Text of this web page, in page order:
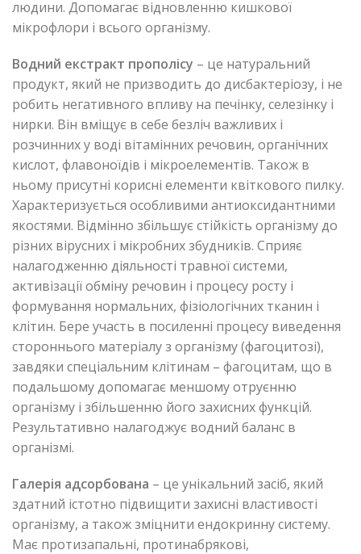
людини. Допомагає відновленню кишкової
мікрофлори і всього організму.
Водний екстракт прополісу – це натуральний
продукт, який не призводить до дисбактеріозу, і не
робить негативного впливу на печінку, селезінку і
нирки. Він вміщує в себе безліч важливих і
розчинних у воді вітамінних речовин, органічних
кислот, флавоноїдів і мікроелементів. Також в
ньому присутні корисні елементи квіткового пилку.
Характеризується особливими антиоксидантними
якостями. Відмінно збільшує стійкість організму до
різних вірусних і мікробних збудників. Сприяє
налагодженню діяльності травної системи,
активізації обміну речовин і процесу росту і
формування нормальних, фізіологічних тканин і
клітин. Бере участь в посиленні процесу виведення
стороннього матеріалу з організму (фагоцитозі),
завдяки спеціальним клітинам – фагоцитам, що в
подальшому допомагає меншому отруєнню
організму і збільшенню його захисних функцій.
Результативно налагоджує водний баланс в
організмі.
Галерія адсорбована – це унікальний засіб, який
здатний істотно підвищити захисні властивості
організму, а також зміцнити ендокринну систему.
Має протизапальні, протинабрякові,